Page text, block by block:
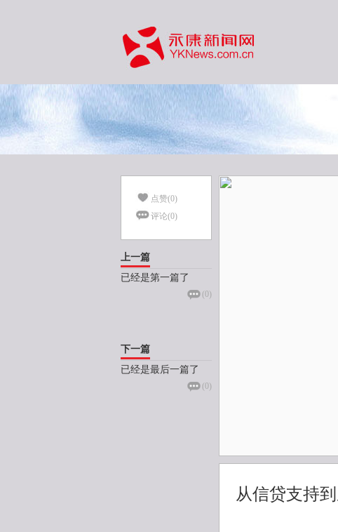
点赞(0)
评论(0)
上一篇
已经是第一篇了
(0)
下一篇
已经是最后一篇了
(0)
从信贷支持